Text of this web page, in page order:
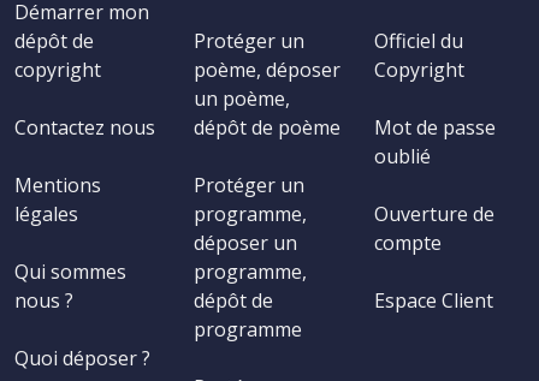
Démarrer mon
dépôt de
copyright
Contactez nous
Mentions
légales
Qui sommes
nous ?
Quoi déposer ?
Protéger un
poème, déposer
un poème,
dépôt de poème
Protéger un
programme,
déposer un
programme,
dépôt de
programme
Officiel du
Copyright
Mot de passe
oublié
Ouverture de
compte
Espace Client